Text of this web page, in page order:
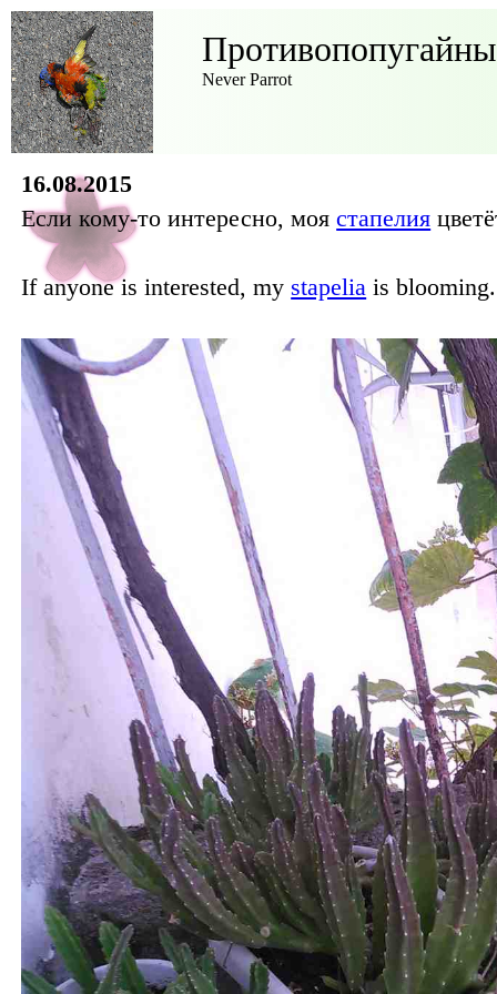
Never Parrot
16.08.2015
Если кому-то интересно, моястапелия
If anyone is interested, my stapelia is blooming.